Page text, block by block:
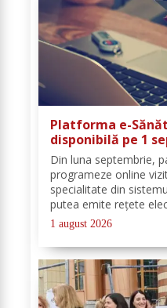
Platforma e-
disponibilă pe 1
devine utilizator
digital de
Din luna septembrie,
programeze online
specialitate din
putea emite rețete
direct prin noua
platforma „e-
1 august 2026